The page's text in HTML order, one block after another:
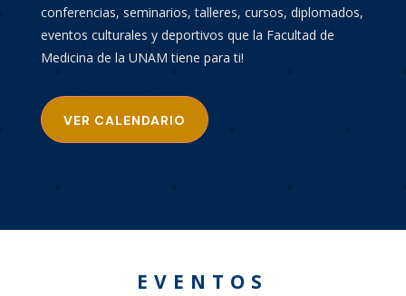
conferencias, seminarios, talleres, cursos, diplomados,
eventos culturales y deportivos que la Facultad de
Medicina de la UNAM tiene para ti!
VER CALENDARIO
EVENTOS